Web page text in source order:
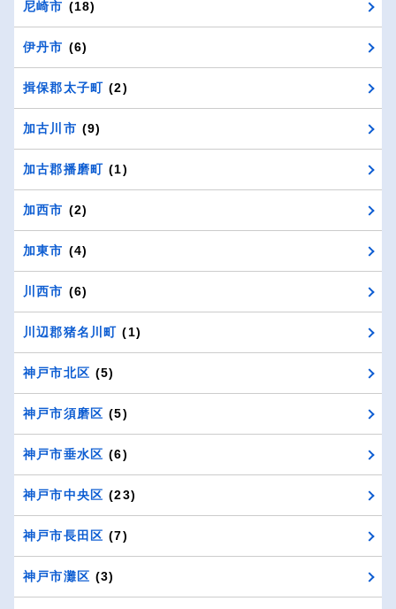
尼崎市 (18)
伊丹市 (6)
揖保郡太子町 (2)
加古川市 (9)
加古郡播磨町 (1)
加西市 (2)
加東市 (4)
川西市 (6)
川辺郡猪名川町 (1)
神戸市北区 (5)
神戸市須磨区 (5)
神戸市垂水区 (6)
神戸市中央区 (23)
神戸市長田区 (7)
神戸市灘区 (3)